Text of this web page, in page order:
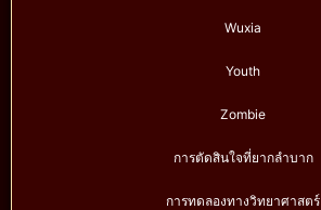
Wuxia
Youth
Zombie
การตัดสินใจที่ยากลำบาก
การทดลองทางวิทยาศาสตร์